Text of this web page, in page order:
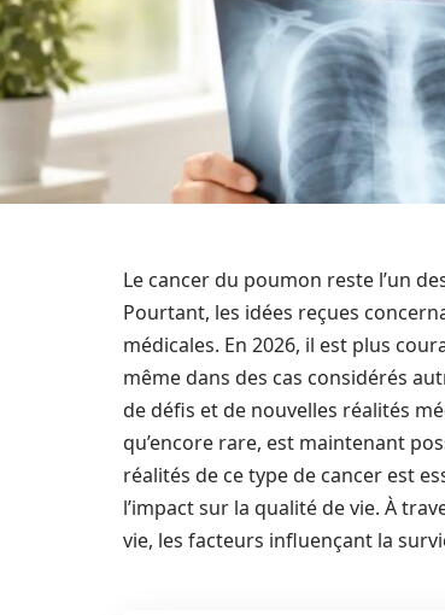
Le cancer du poumon reste l’un
Pourtant, les idées reçues
médicales. En 2026, il est plus
même dans des cas considérés
de défis et de nouvelles réalités
qu’encore rare, est maintenant
réalités de ce type de cancer est
l’impact sur la qualité de vie. À
vie, les facteurs influençant la